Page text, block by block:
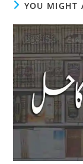
YOU MIGHT